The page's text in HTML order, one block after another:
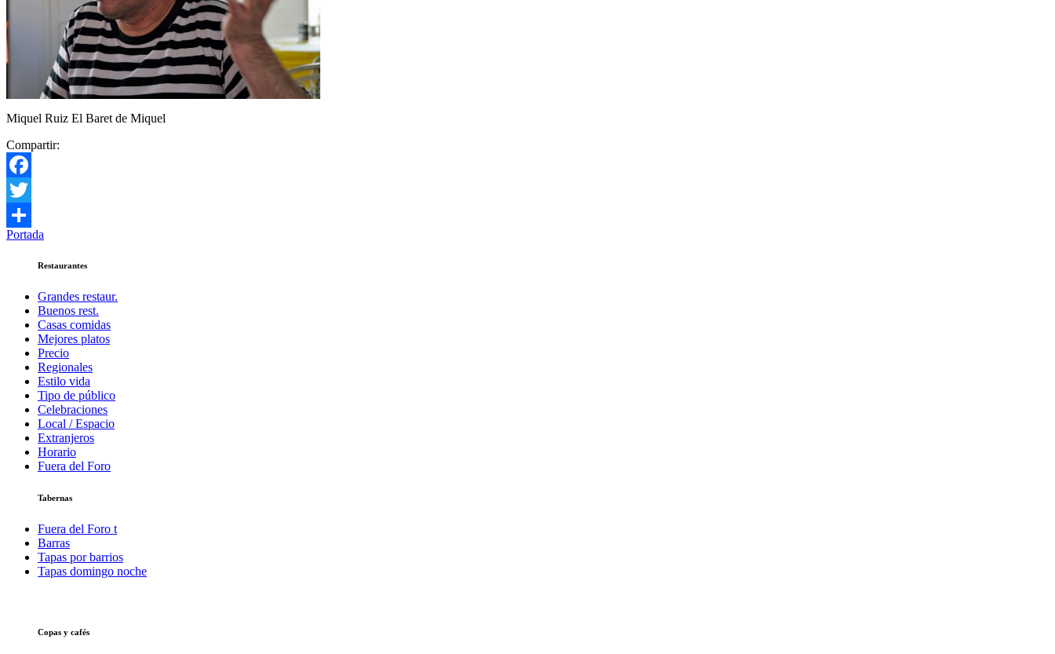
Miquel Ruiz El Baret de Miquel
Compartir:
Facebook
Twitter
Compartir
Portada
Restaurantes
Grandes restaur.
Buenos rest.
Casas comidas
Mejores platos
Precio
Regionales
Estilo vida
Tipo de público
Celebraciones
Local / Espacio
Extranjeros
Horario
Fuera del Foro
Tabernas
Fuera del Foro t
Barras
Tapas por barrios
Tapas domingo noche
Copas y cafés